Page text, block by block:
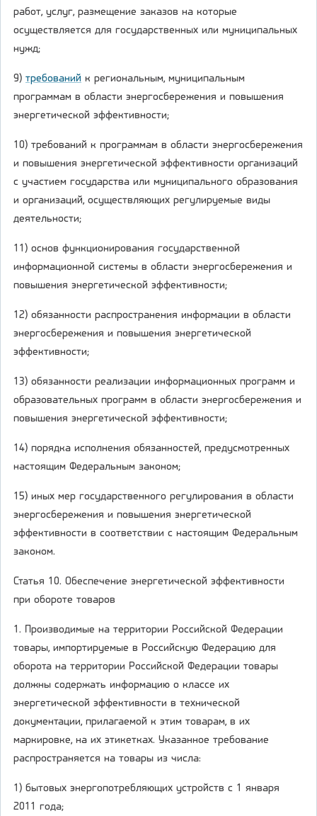
работ, услуг, размещение заказов на которые
осуществляется для государственных или муниципальных
нужд;
9) требований к региональным, муниципальным
программам в области энергосбережения и повышения
энергетической эффективности;
10) требований к программам в области энергосбережения
и повышения энергетической эффективности организаций
с участием государства или муниципального образования
и организаций, осуществляющих регулируемые виды
деятельности;
11) основ функционирования государственной
информационной системы в области энергосбережения и
повышения энергетической эффективности;
12) обязанности распространения информации в области
энергосбережения и повышения энергетической
эффективности;
13) обязанности реализации информационных программ и
образовательных программ в области энергосбережения и
повышения энергетической эффективности;
14) порядка исполнения обязанностей, предусмотренных
настоящим Федеральным законом;
15) иных мер государственного регулирования в области
энергосбережения и повышения энергетической
эффективности в соответствии с настоящим Федеральным
законом.
Статья 10. Обеспечение энергетической эффективности
при обороте товаров
1. Производимые на территории Российской Федерации
товары, импортируемые в Российскую Федерацию для
оборота на территории Российской Федерации товары
должны содержать информацию о классе их
энергетической эффективности в технической
документации, прилагаемой к этим товарам, в их
маркировке, на их этикетках. Указанное требование
распространяется на товары из числа:
1) бытовых энергопотребляющих устройств с 1 января
2011 года;